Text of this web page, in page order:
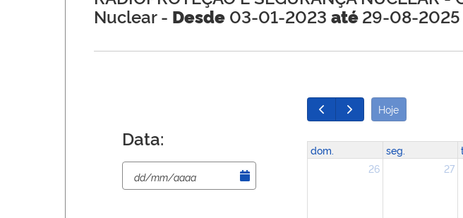
Nuclear - Desde 03-01-2023 até29-08-2025
Data:
Hoje
dom. seg.
26
27